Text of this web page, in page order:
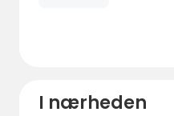
I nærheden